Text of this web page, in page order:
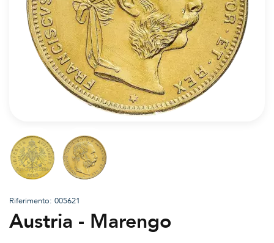
Riferimento: 005621
Austria - Marengo